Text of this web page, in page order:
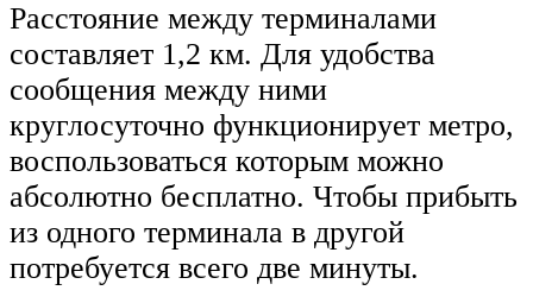
Расстояние между терминалами
составляет 1,2 км. Для удобства
сообщения между ними
круглосуточно функционирует метро,
воспользоваться которым можно
абсолютно бесплатно. Чтобы прибыть
из одного терминала в другой
потребуется всего две минуты.